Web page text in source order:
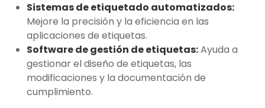
Sistemas de etiquetado automatizados:
Mejore la precisión y la eficiencia en las
aplicaciones de etiquetas.
Software de gestión de etiquetas:Ayuda a
gestionar el diseño de etiquetas, las
modificaciones y la documentación de
cumplimiento.